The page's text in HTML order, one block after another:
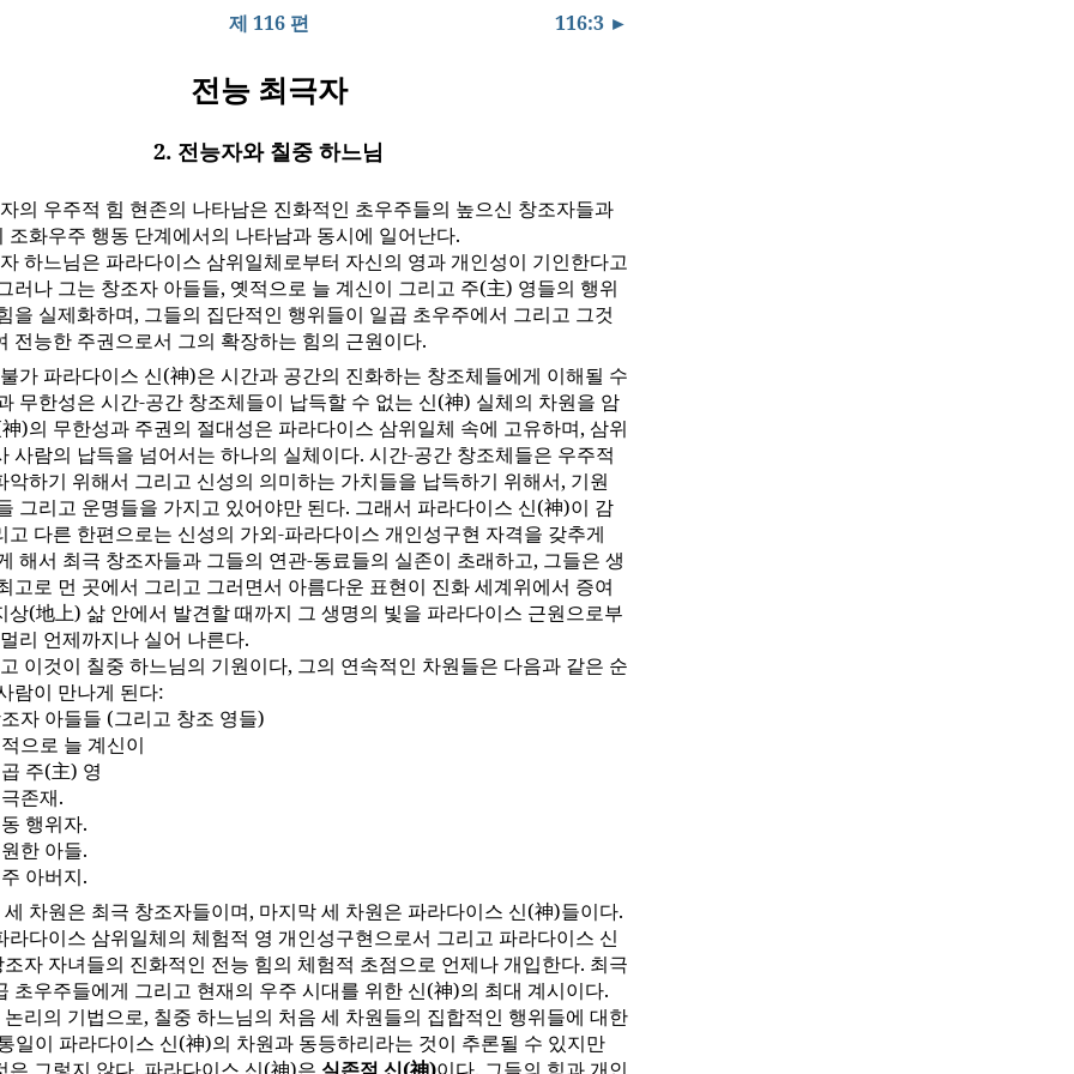
제 116 편 116:3 ►
전능 최극자
2. 전능자와 칠중 하느님
의 우주적 힘 현존의 나타남은 진화적인 초우주들의 높으신 창조자들과
조화우주 행동 단계에서의 나타남과 동시에 일어난다.
하느님은 파라다이스 삼위일체로부터 자신의 영과 개인성이 기인한다고
러나 그는 창조자 아들들, 옛적으로 늘 계신이 그리고 주(主) 영들의 행위
을 실제화하며, 그들의 집단적인 행위들이 일곱 초우주에서 그리고 그것
전능한 주권으로서 그의 확장하는 힘의 근원이다.
가 파라다이스 신(神)은 시간과 공간의 진화하는 창조체들에게 이해될 수
무한성은 시간-공간 창조체들이 납득할 수 없는 신(神) 실체의 차원을 암
)의 무한성과 주권의 절대성은 파라다이스 삼위일체 속에 고유하며, 삼위
사람의 납득을 넘어서는 하나의 실체이다. 시간-공간 창조체들은 우주적
악하기 위해서 그리고 신성의 의미하는 가치들을 납득하기 위해서, 기원
그리고 운명들을 가지고 있어야만 된다. 그래서 파라다이스 신(神)이 감
고 다른 한편으로는 신성의 가외-파라다이스 개인성구현 자격을 갖추게
해서 최극 창조자들과 그들의 연관-동료들의 실존이 초래하고, 그들은 생
고로 먼 곳에서 그리고 그러면서 아름다운 표현이 진화 세계위에서 증여
상(地上) 삶 안에서 발견할 때까지 그 생명의 빛을 파라다이스 근원으로부
리 언제까지나 실어 나른다.
이것이 칠중 하느님의 기원이다, 그의 연속적인 차원들은 다음과 같은 순
람이 만나게 된다:
자 아들들 (그리고 창조 영들)
으로 늘 계신이
주(主) 영
존재.
행위자.
한 아들.
아버지.
차원은 최극 창조자들이며, 마지막 세 차원은 파라다이스 신(神)들이다.
라다이스 삼위일체의 체험적 영 개인성구현으로서 그리고 파라다이스 신
자 자녀들의 진화적인 전능 힘의 체험적 초점으로 언제나 개입한다. 최극
초우주들에게 그리고 현재의 우주 시대를 위한 신(神)의 최대 계시이다.
리의 기법으로, 칠중 하느님의 처음 세 차원들의 집합적인 행위들에 대한
일이 파라다이스 신(神)의 차원과 동등하리라는 것이 추론될 수 있지만